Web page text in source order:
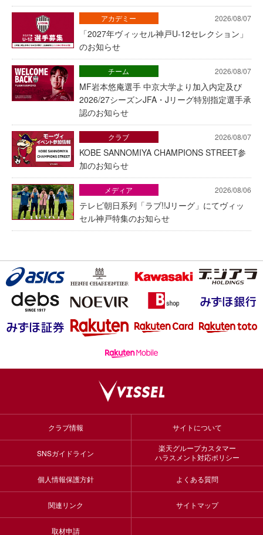
2026/08/07
「2027年ヴィッセル神戸U-12セレクション」
のお知らせ
アカデミー
2026/08/07
MF岩本悠庵選手 中京大学より加入内定及び
2026/27シーズンJFA・Jリーグ特別指定選手承
認のお知らせ
チーム
2026/08/07
KOBE SANNOMIYA CHAMPIONS STREET参
加のお知らせ
クラブ
2026/08/06
テレビ朝日系列「ラブ!!Jリーグ」にてヴィッ
セル神戸特集のお知らせ
メディア
クラブ情報 サイトについて
SNSガイドライン
楽天グループカスタマー
ハラスメント対応ポリシー
個人情報保護方針 よくある質問
関連リンク サイトマップ
取材申請